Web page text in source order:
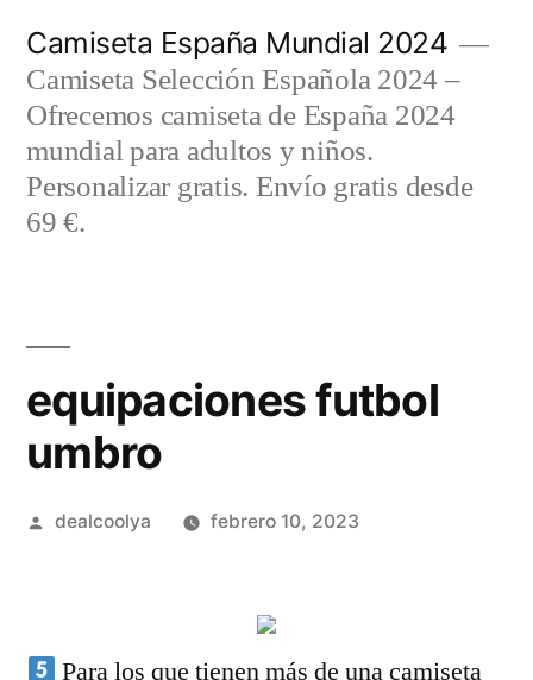
contenido
Camiseta España Mundial 2024
Camiseta Selección Española 2024 –
Ofrecemos camiseta de España 2024
mundial para adultos y niños.
Personalizar gratis. Envío gratis desde
69 €.
equipaciones futbol
umbro
Publicado
dealcoolya febrero 10, 2023
Para los que tienen más de una camiseta